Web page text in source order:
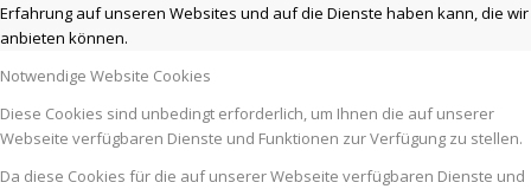
Erfahrung auf unseren Websites und auf die Dienste haben kann, die wir
anbieten können.
Notwendige Website Cookies
Diese Cookies sind unbedingt erforderlich, um Ihnen die auf unserer
Webseite verfügbaren Dienste und Funktionen zur Verfügung zu stellen.
Da diese Cookies für die auf unserer Webseite verfügbaren Dienste und